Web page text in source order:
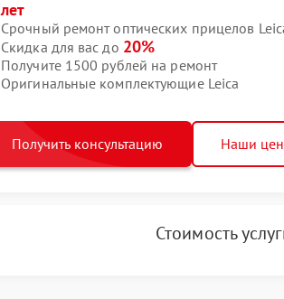
лет
Срочный ремонт оптических прицелов
Скидка для вас до 20%
Получите 1500 рублей на ремонт
Оригинальные комплектующие Leica
Получить консультацию Наши
Стоимость